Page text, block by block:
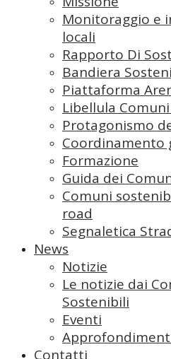
Monitoraggio e
locali
Rapporto Di
Bandiera
Piattaforma
Libellula
Protagonismo
Coordinamento
Formazione
Guida dei
Comuni
road
Segnaletica
News
Notizie
Le notizie dai
Sostenibili
Eventi
Contatti